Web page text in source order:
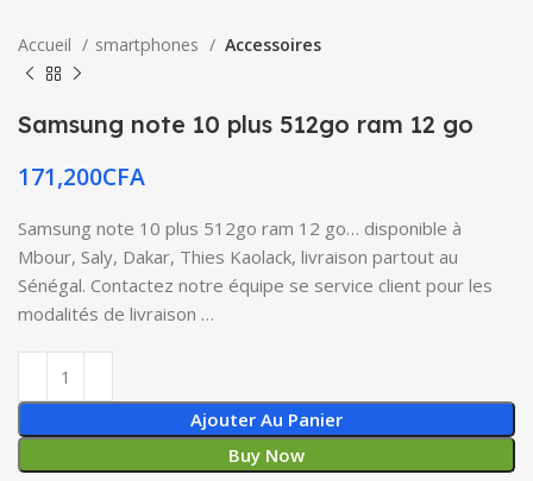
Accueil smartphones Accessoires
Samsung note 10 plus 512go ram 12 go
171,200CFA
Samsung note 10 plus 512go ram 12 go… disponible à
Mbour, Saly, Dakar, Thies Kaolack, livraison partout au
Sénégal. Contactez notre équipe se service client pour les
modalités de livraison …
Ajouter Au Panier
Buy Now